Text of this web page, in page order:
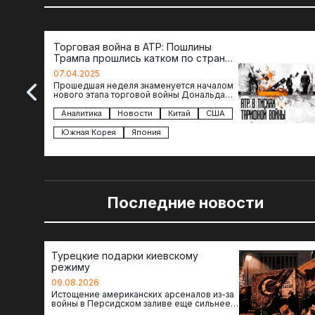
Торговая война в АТР: Пошлины
Трампа прошлись катком по странам
региона
07.04.2025
Прошедшая неделя знаменуется началом
нового этапа торговой войны Дональда
импорта из более 100 стран…
Аналитика Новости Китай
США
Южная Корея
Япония
Последние новости
Турецкие подарки киевскому
режиму
09.08.2026
Истощение американских арсеналов из-за
войны в Персидском заливе еще сильнее